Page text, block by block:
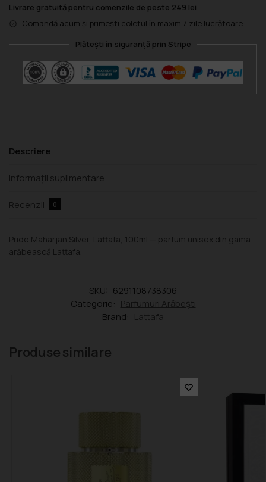
Livrare gratuită pentru comenzile de peste 249 lei
Comandă acum și primești coletul în maxim 7 zile lucrătoare
Plătești în siguranță prin Stripe
Descriere
Informații suplimentare
Recenzii 0
Pride Maharjan Silver, Lattafa, 100ml — parfum unisex din gama
arăbească Lattafa.
SKU: 6291108738306
Categorie: Parfumuri Arăbești
Brand: Lattafa
Produse similare